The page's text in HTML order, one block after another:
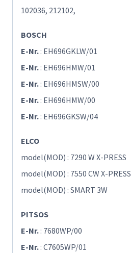
102036, 212102,
BOSCH
E-Nr.: EH696GKLW/01
E-Nr.: EH696HMW/01
E-Nr.: EH696HMSW/00
E-Nr.: EH696HMW/00
E-Nr.: EH696GKSW/04
ELCO
model(MOD) : 7290 W X-PRESS
model(MOD) : 7550 CW X-PRESS
model(MOD) : SMART 3W
PITSOS
E-Nr.: 7680WP/00
E-Nr.: C7605WP/01